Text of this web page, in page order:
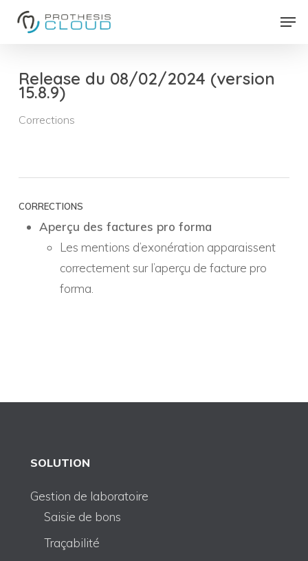
contentRelease du 08/02/2024 (version
15.8.9)
Corrections
CORRECTIONS
Aperçu des factures pro forma
Les mentions d’exonération apparaissent
correctement sur l’aperçu de facture pro
forma.
SOLUTION
Gestion de laboratoire
Saisie de bons
Traçabilité